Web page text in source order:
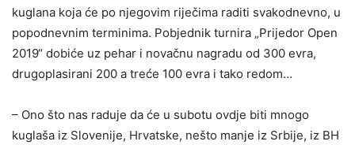
kuglana koja će po njegovim riječima raditi svakodnevno, u
popodnevnim terminima. Pobjednik turnira „Prijedor Open
2019“ dobiće uz pehar i novačnu nagradu od 300 evra,
drugoplasirani 200 a treće 100 evra i tako redom…
– Ono što nas raduje da će u subotu ovdje biti mnogo
kuglaša iz Slovenije, Hrvatske, nešto manje iz Srbije, iz BH